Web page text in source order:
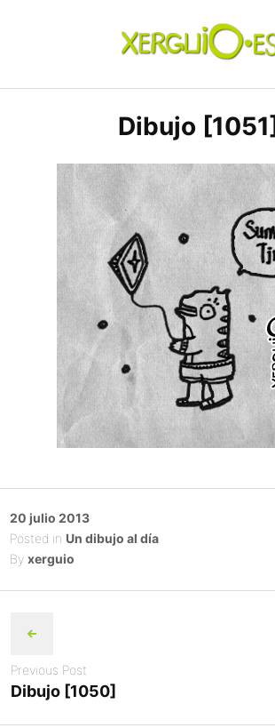
xerguio.ES | ilustración
Dibujo [1051]
Posted
on
20 julio 2013
Posted in Un dibujo al día
By xerguio
navigation
Previous Post
Dibujo [1050]